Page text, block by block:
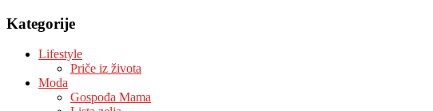
Kategorije
Lifestyle
Priče iz života
Moda
Gospođa Mama